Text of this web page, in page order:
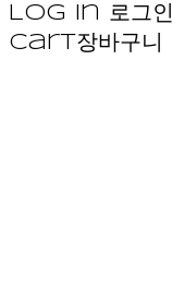
Log In 로그인
Cart장바구니